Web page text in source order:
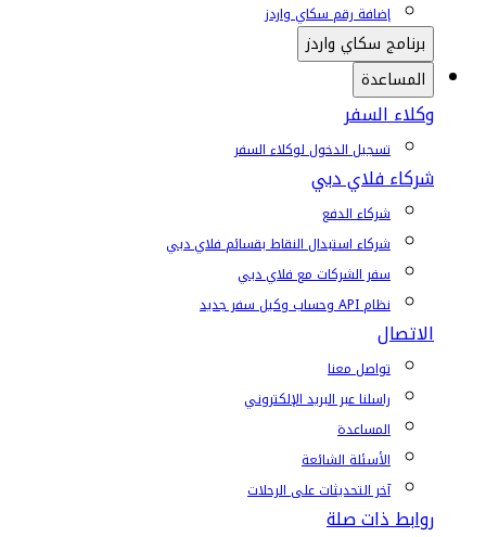
إضافة رقم سكاي واردز
برنامج سكاي واردز
المساعدة
وكلاء السفر
تسجيل الدخول لوكلاء السفر
شركاء فلاي دبي
شركاء الدفع
شركاء استبدال النقاط بقسائم فلاي دبي
سفر الشركات مع فلاي دبي
نظام API وحساب وكيل سفر جديد
الاتصال
تواصل معنا
راسلنا عبر البريد الإلكتروني
المساعدة
الأسئلة الشائعة
آخر التحديثات على الرحلات
روابط ذات صلة